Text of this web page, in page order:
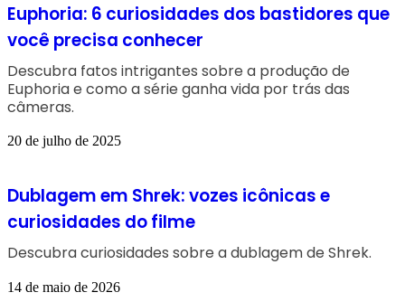
Euphoria: 6 curiosidades dos bastidores que
você precisa conhecer
Descubra fatos intrigantes sobre a produção de
Euphoria e como a série ganha vida por trás das
câmeras.
20 de julho de 2025
Dublagem em Shrek: vozes icônicas e
curiosidades do filme
Descubra curiosidades sobre a dublagem de Shrek.
14 de maio de 2026